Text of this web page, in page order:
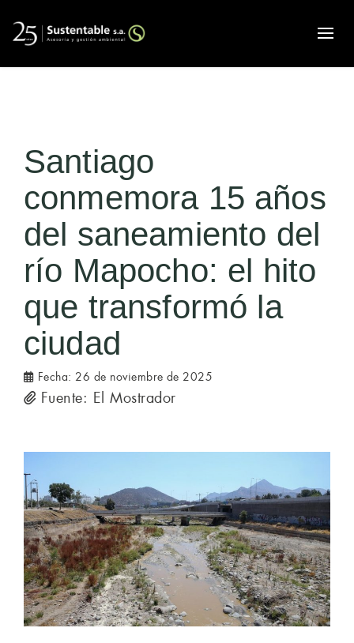
Santiago
conmemora 15 años
del saneamiento del
río Mapocho: el hito
que transformó la
ciudad
Fecha: 26 de noviembre de 2025
Fuente: El Mostrador